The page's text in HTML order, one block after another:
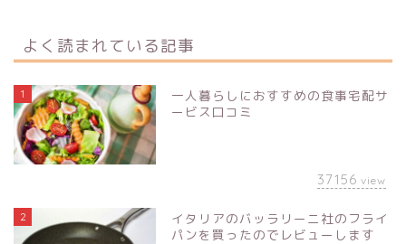
よく読まれている記事
1
一人暮らしにおすすめの食事宅配サ
ービス口コミ
37156 view
2
イタリアのバッラリーニ社のフライ
パンを買ったのでレビューします